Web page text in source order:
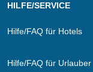
HILFE/SERVICE
Hilfe/FAQ für Hotels
Hilfe/FAQ für Urlauber